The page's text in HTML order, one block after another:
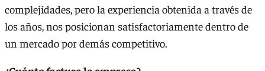
complejidades, pero la experiencia obtenida a través de
los años, nos posicionan satisfactoriamente dentro de
un mercado por demás competitivo.